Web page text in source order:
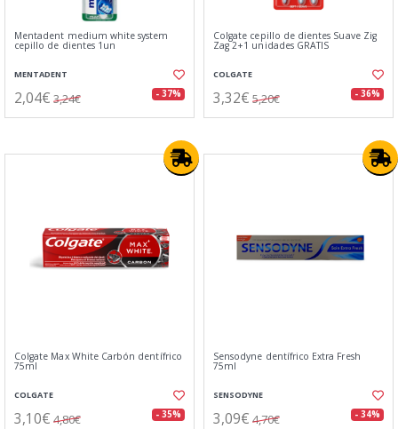
Mentadent medium white system
cepillo de dientes 1un
MENTADENT
2,04€ 3,24€ - 37%
Colgate cepillo de dientes Suave Zig
Zag 2+1 unidades GRATIS
COLGATE
3,32€ 5,20€ - 36%
Colgate Max White Carbón dentífrico
75ml
COLGATE
3,10€ 4,80€ - 35%
Sensodyne dentífrico Extra Fresh
75ml
SENSODYNE
3,09€ 4,70€ - 34%